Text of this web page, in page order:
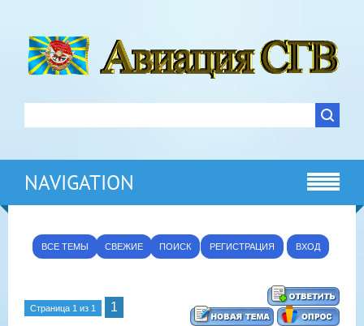
NAVIGATION
ВСЕ ТЕМЫ СВЕЖИЕ ПОИСК РЕГИСТРАЦИЯ ВХОД
Страница 1 из 1 1